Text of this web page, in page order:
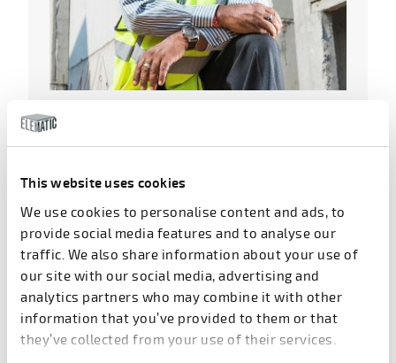
This website uses cookies
We use cookies to personalise content and ads, to
provide social media features and to analyse our
traffic. We also share information about your use of
our site with our social media, advertising and
analytics partners who may combine it with other
information that you’ve provided to them or that
they’ve collected from your use of their services.
В.Р. Четти, вице-президент BSBK Group
Напольные и настенные линии
SEMI идеально подходят для
Индии